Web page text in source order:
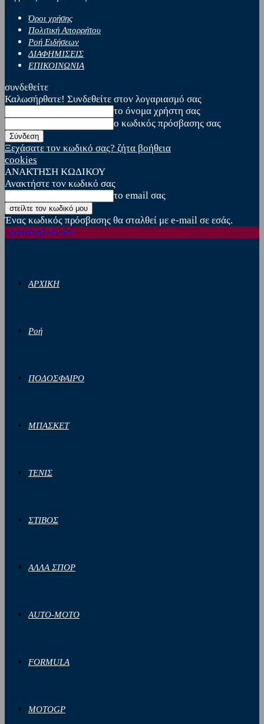
Όροι χρήσης
Πολιτική Απορρήτου
Ροή Ειδήσεων
ΔΙΑΦΗΜΙΣΕΙΣ
ΕΠΙΚΟΙΝΩΝΙΑ
συνδεθείτε
Καλωσήρθατε! Συνδεθείτε στον λογαριασμό σας
το όνομα χρήστη σας
ο κωδικός πρόσβασης σας
Ξεχάσατε τον κωδικό σας? ζήτα βοήθεια
cookies
ΑΝΑΚΤΗΣΗ ΚΩΔΙΚΟΥ
Ανακτήστε τον κωδικό σας
το email σας
Ένας κωδικός πρόσβασης θα σταλθεί με e-mail σε εσάς.
sporting24news
ΑΡΧΙΚΗ
Ροή
ΠΟΔΟΣΦΑΙΡΟ
ΜΠΑΣΚΕΤ
ΤΕΝΙΣ
ΣΤΙΒΟΣ
ΑΛΛΑ ΣΠΟΡ
AUTO-MOTO
FORMULA
MOTOGP